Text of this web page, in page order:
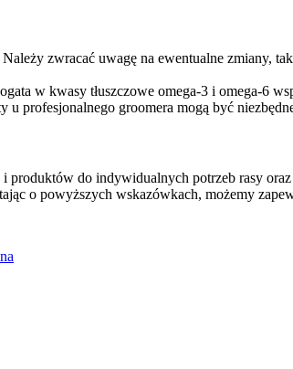
zwracać uwagę na ewentualne zmiany,
w kwasy tłuszczowe omega-3 i omega-6
profesjonalnego groomera mogą być
produktów do indywidualnych potrzeb rasy
o powyższych wskazówkach, możemy